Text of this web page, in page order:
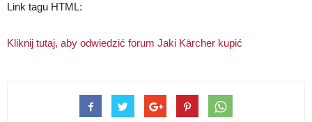
Link tagu HTML:
Kliknij tutaj, aby odwiedzić forum Jaki Kärcher kupić